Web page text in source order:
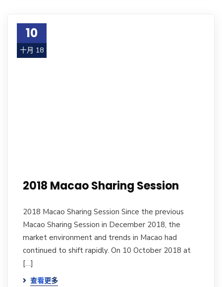
10
十月 18
2018 Macao Sharing Session
2018 Macao Sharing Session Since the previous
Macao Sharing Session in December 2018, the
market environment and trends in Macao had
continued to shift rapidly. On 10 October 2018 at
[…]
查看更多